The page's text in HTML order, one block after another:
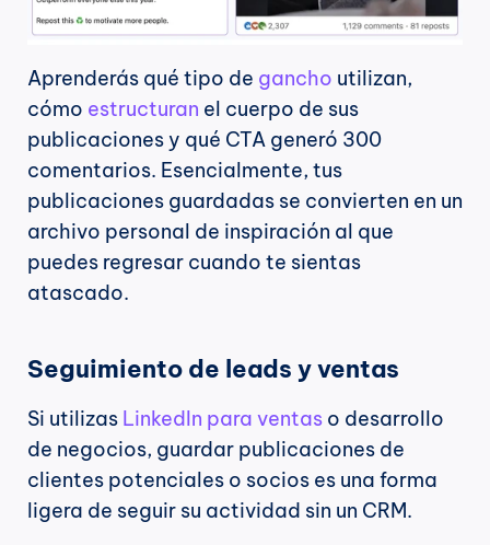
Aprenderás qué tipo de gancho utilizan,
cómo estructuran el cuerpo de sus
publicaciones y qué CTA generó 300
comentarios. Esencialmente, tus
publicaciones guardadas se convierten en un
archivo personal de inspiración al que
puedes regresar cuando te sientas
atascado.
Seguimiento de leads y ventas
Si utilizas LinkedIn para ventas o desarrollo
de negocios, guardar publicaciones de
clientes potenciales o socios es una forma
ligera de seguir su actividad sin un CRM.